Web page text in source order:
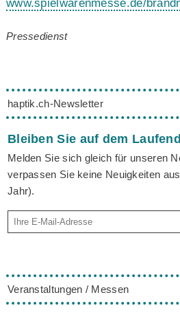
www.spielwarenmesse.de/
Pressedienst
haptik.ch-Newsletter
Bleiben Sie auf dem
Melden Sie sich gleich für unseren
verpassen Sie keine Neuigkeiten
Jahr).
Veranstaltungen / Messen